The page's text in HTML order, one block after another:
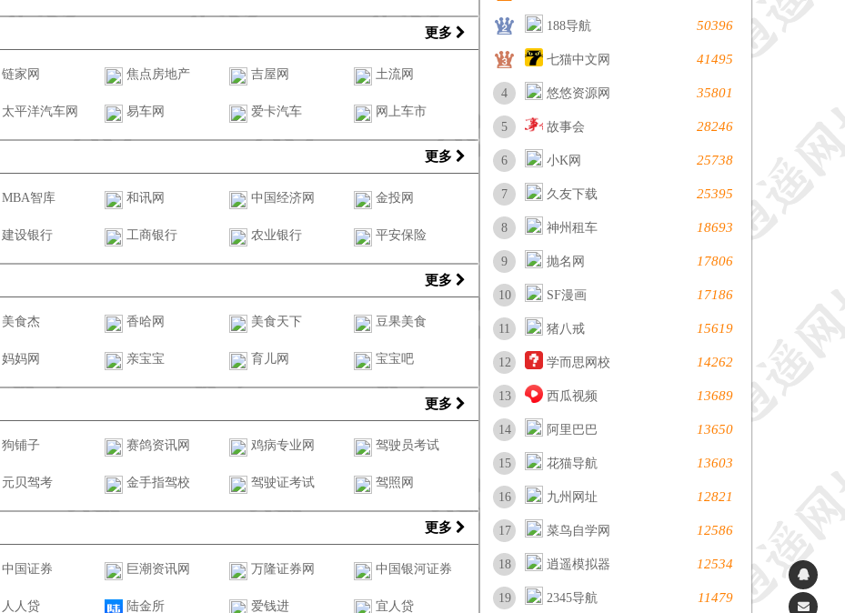
更多
链家网 焦点房地产 吉屋网 土流网
太平洋汽车网 易车网 爱卡汽车 网上车市
更多
MBA智库 和讯网 中国经济网 金投网
建设银行 工商银行 农业银行 平安保险
更多
美食杰 香哈网 美食天下 豆果美食
妈妈网 亲宝宝 育儿网 宝宝吧
更多
狗铺子 赛鸽资讯网 鸡病专业网 驾驶员考试
元贝驾考 金手指驾校 驾驶证考试 驾照网
更多
中国证券 巨潮资讯网 万隆证券网 中国银河证券
人人贷 陆金所 爱钱进 宜人贷
188导航 50396
七猫中文网 41495
4 悠悠资源网 35801
5 故事会 28246
6 小K网 25738
7 久友下载 25395
8 神州租车 18693
9 抛名网 17806
10 SF漫画 17186
11 猪八戒 15619
12 学而思网校 14262
13 西瓜视频 13689
14 阿里巴巴 13650
15 花猫导航 13603
16 九州网址 12821
17 菜鸟自学网 12586
18 逍遥模拟器 12534
19 2345导航 11479